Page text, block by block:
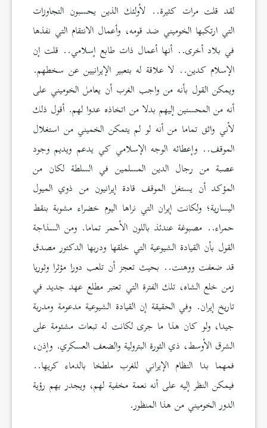
لقد قلت مرات كثيرة.. لأولئك الذين يحسبون التجاوزات
التي ارتكبها الخوميني ضد قومه، وأعمال الانتقام التي نفذها
في بلاد أخرى.. أنها أعمال ذات طابع إسلامي.. قلت إن
الإسلام كدين.. لا علاقة له بتعبير الإيرانيين عن سخطهم.
ويمكن القول بأنه من واجب الغرب أن يعامل الخوميني على
أنه من المحسنين إليهم بدلا من اتخاذه عدوا لهم. أقول ذلك
لأني واثق تماما من أنه لو لم يتمكن الخميني من استغلال
الموقف.. وإعطائه الوجه الإسلامي كي يدعم ويديم وجود
عصبة من رجال الدين المسلمين في السلطة لكان من
المؤكد أن يستغل الموقف قادة إيرانيون من ذوي الميول
اليسارية؛ ولكانت إيران التي نراها اليوم خضراء مشوبة بنقط
حمراء.. مصبوغة عندئذ باللون الأحمر تماما. ومن السذاجة
القول بأن القيادة الشيوعية التي خلقها ودربها الدكتور مصدق
قد ضعفت ووهنت.. بحيث تعجز أن تلعب دورا مؤثرا وثوريا
زمن خلع الشاه، تلك الفترة التي تعتبر مطلع عهد جديد في
تاريخ إيران. وفي الحقيقة إن القيادة الشيوعية مدعومة ومدربة
جيدا، ولو كان هذا ما جرى لكانت له تبعات مشئومة على
الشرق الأوسط، ذي الثورة البترولية والضعف العسكري. وإذن،
فمهما بدا النظام الإيراني للغرب ملطخا بالدماء كريها..
فيمكن النظر إليه على أنه نعمة مخفية لهم، ويجدر بهم رؤية
الدور الخوميني من هذا المنظور.